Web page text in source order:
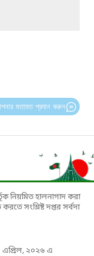
মতামত প্রদান করুন
নিয়মিত হালনাগাদ করা
সংশ্লিষ্ট দপ্তর সর্বদা
এপ্রিল, ২০২৬ এ